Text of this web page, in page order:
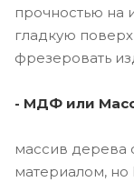
прочностью на
гладкую
фрезеровать
- МДФ или
массив дерева
материалом,